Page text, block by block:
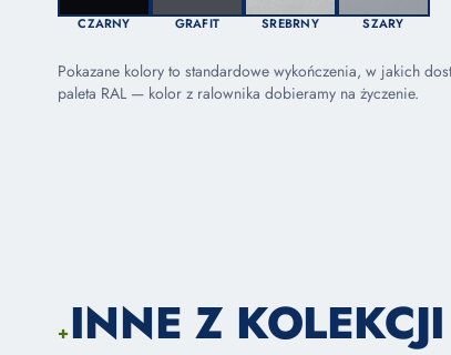
CZARNY GRAFIT SREBRNY SZARY
Pokazane kolory to standardowe wykończenia, w jakich
paleta RAL — kolor z ralownika dobieramy na życzenie.
+INNE Z